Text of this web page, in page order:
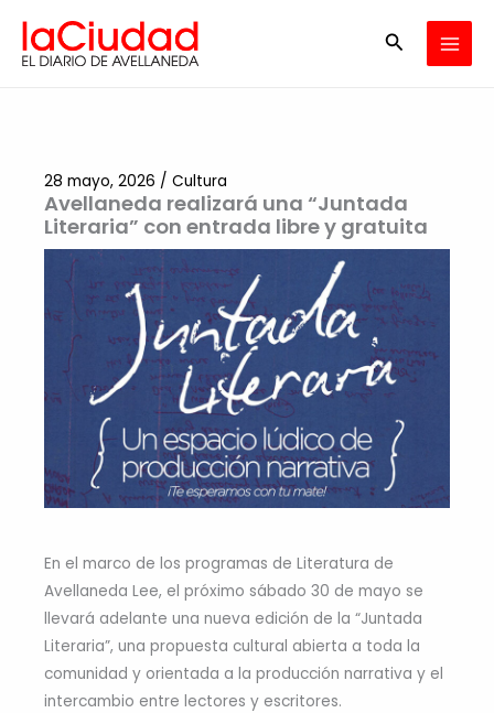
contenido
Buscar
Avellaneda realizará una “Juntada
Literaria” con entrada libre y gratuita
28 mayo, 2026 / Cultura
En el marco de los programas de Literatura de
Avellaneda Lee, el próximo sábado 30 de mayo se
llevará adelante una nueva edición de la “Juntada
Literaria”, una propuesta cultural abierta a toda la
comunidad y orientada a la producción narrativa y el
intercambio entre lectores y escritores.